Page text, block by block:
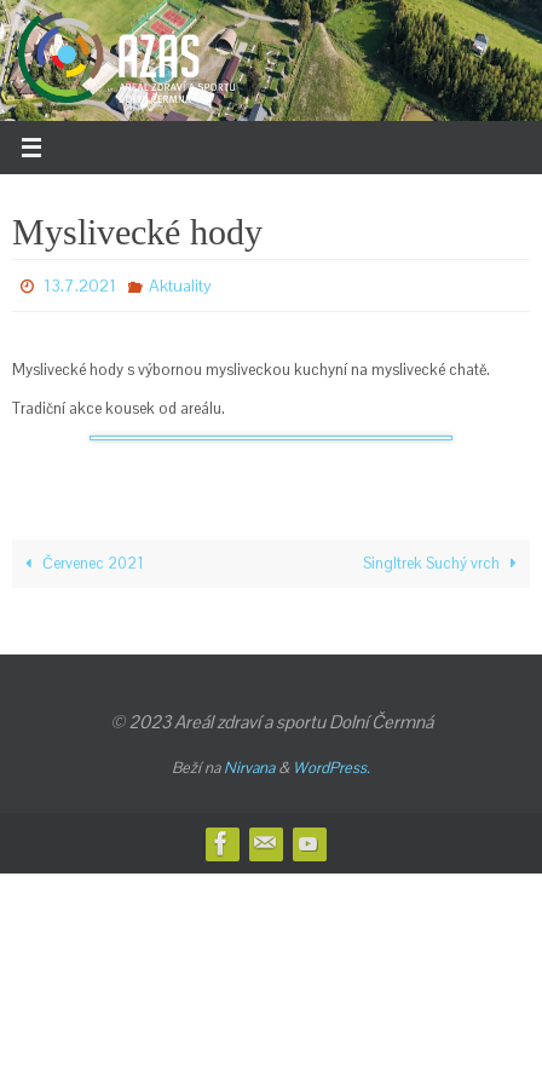
Přeskočit
na
obsah
Myslivecké hody
13.7.2021 Aktuality
Myslivecké hody s výbornou mysliveckou kuchyní na myslivecké chatě.
Tradiční akce kousek od areálu.
Červenec 2021 Singltrek Suchý vrch
© 2023 Areál zdraví a sportu Dolní Čermná
Beží naNirvana& WordPress.